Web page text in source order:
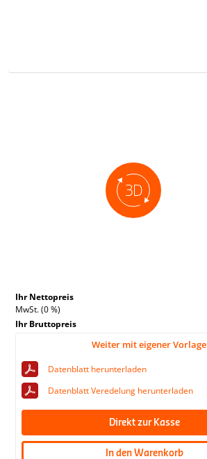
Ihr Nettopreis
MwSt. (0 %)
Ihr Bruttopreis
Weiter mit eigener Vorlage
Datenblatt herunterladen
Datenblatt Veredelung herunterladen
Direkt zur Kasse
In den Warenkorb